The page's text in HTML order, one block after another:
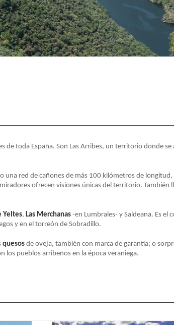
de toda España. Son Las Arribes, un territorio donde se
una red de cañones de más 100 kilómetros de longitud,
ofrecen visiones únicas del territorio. También
Yeltes, Las Merchanas -en Lumbrales- y Saldeana. Es el
y en el torreón de Sobradillo.
quesos de oveja, también con marca de garantía; o
los pueblos arribeños en la época veraniega.